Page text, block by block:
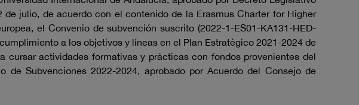
julio, de acuerdo con el contenido de la Erasmus Charter for Higher
el Convenio de subvención suscrito (2022-1-ES01-KA131-HED-
a los objetivos y líneas en el Plan Estratégico 2021-2024 de
cursar actividades formativas y prácticas con fondos provenientes del
de Subvenciones 2022-2024, aprobado por Acuerdo del Consejo de